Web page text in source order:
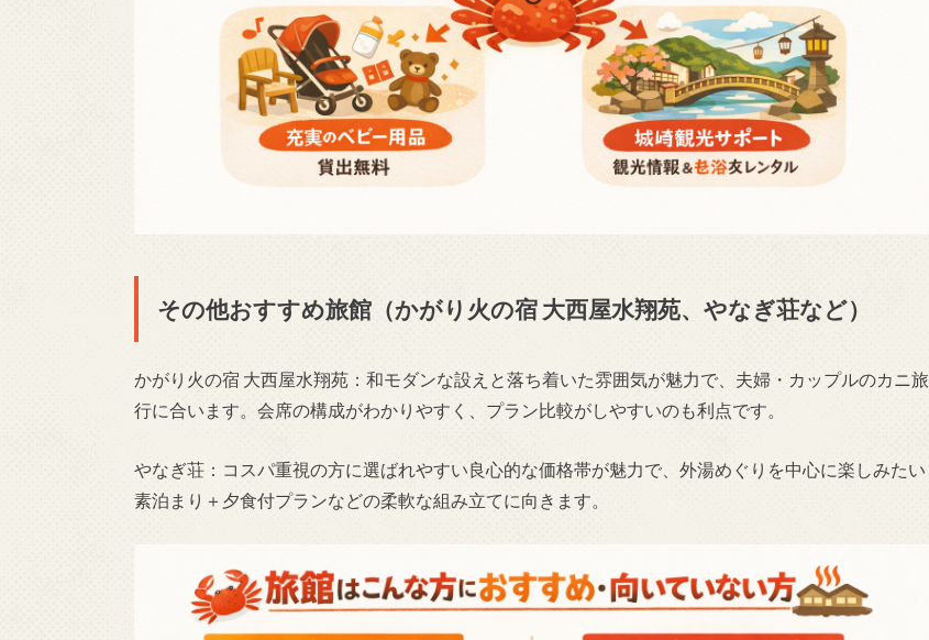
その他おすすめ旅館（かがり火の宿 大西屋水翔苑、やなぎ荘など）
かがり火の宿 大西屋水翔苑：和モダンな設えと落ち着いた雰囲気が魅力で、夫婦・カップルのカニ旅
行に合います。会席の構成がわかりやすく、プラン比較がしやすいのも利点です。
やなぎ荘：コスパ重視の方に選ばれやすい良心的な価格帯が魅力で、外湯めぐりを中心に楽しみたい
素泊まり＋夕食付プランなどの柔軟な組み立てに向きます。